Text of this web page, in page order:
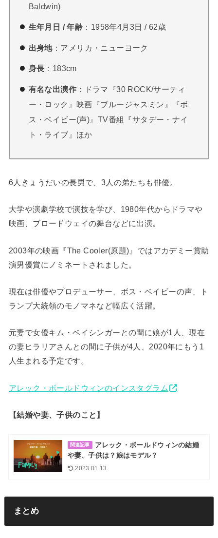
Baldwin)
生年月日 / 年齢 ：1958年4月3日 / 62歳
出身地：アメリカ・ニューヨーク
身長 ：183cm
有名な出演作 ：ドラマ『30 ROCK/サーティ
ー・ロック』映画『ブルージャスミン』『ボ
ス・ベイビー(声)』TV番組『サタデー・ナイ
ト・ライブ』ほか
6人きょうだいの長男で、3人の弟たちも俳優。
大学や演劇学校で演技を学び、1980年代からドラマや
映画、ブロードウェイの舞台などに出演。
2003年の映画『The Cooler(原題)』ではアカデミー賞助
演男優賞にノミネートされました。
現在は俳優やプロデューサー、ボス・ベイビーの声、ト
ランプ大統領のモノマネなど幅広く活躍。
元妻で女優キム・ベイシンガーとの間に娘が1人、現在
の妻ヒラリアさんとの間に子供が4人、2020年にもう1
人生まれる予定です。
アレック・ボールドウィンのインスタグラム
【結婚や妻、子供のこと】
関連記事
アレック・ボールドウィンの結婚
や妻、子供は？娘はモデル？
2023.01.13
まとめ